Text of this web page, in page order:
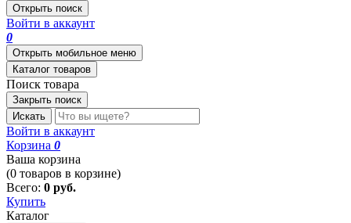
Открыть поиск
Войти в аккаунт
0
Открыть мобильное меню
Каталог товаров
Поиск товара
Закрыть поиск
Искать
Войти в аккаунт
Корзина 0
Ваша корзина
(0 товаров в корзине)
Всего: 0 руб.
Купить
Каталог